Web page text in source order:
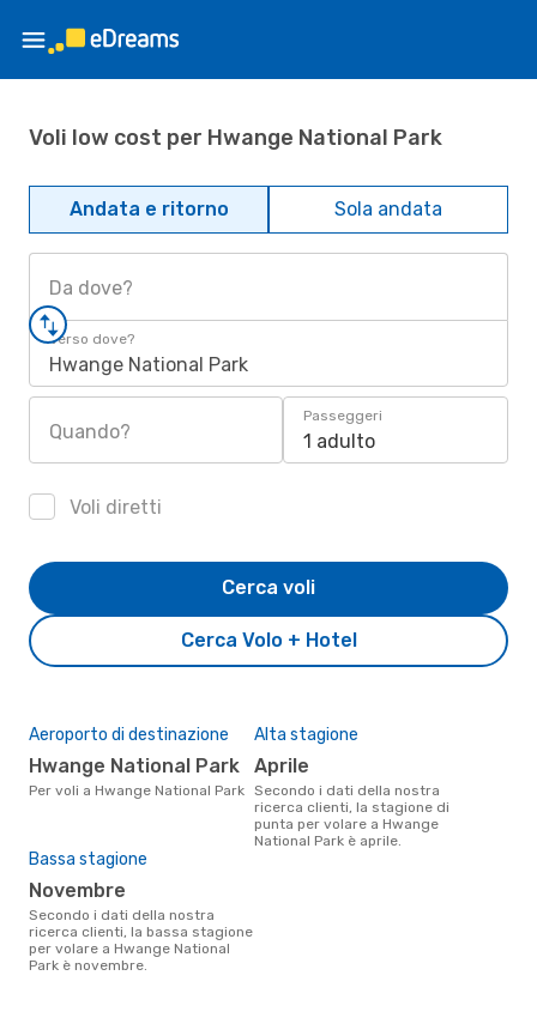
Voli low cost per Hwange National Park
Andata e ritorno Sola andata
Da dove?
Verso dove?
Hwange National Park
Quando?
Passeggeri
1 adulto
Voli diretti
Cerca Volo + Hotel
Cerca voli
Aeroporto di destinazione
Hwange National Park
Per voli a Hwange National Park
Alta stagione
aprile
Secondo i dati della nostra
ricerca clienti, la stagione di
punta per volare a Hwange
National Park è aprile.
Bassa stagione
novembre
Secondo i dati della nostra
ricerca clienti, la bassa stagione
per volare a Hwange National
Park è novembre.